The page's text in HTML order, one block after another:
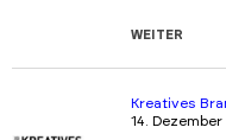
WEITER
Kreatives
14. Dezember